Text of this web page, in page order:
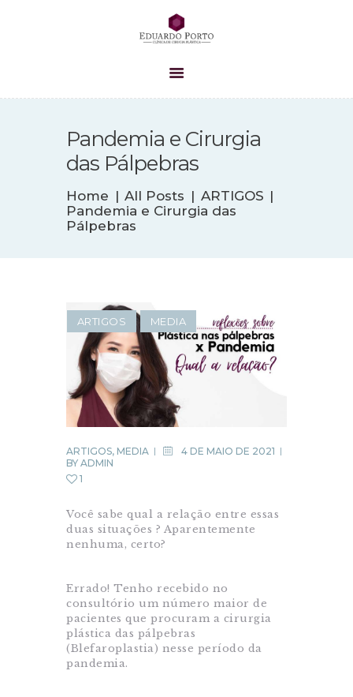
Pandemia e Cirurgia
das Pálpebras
Home All Posts
ARTIGOS
Pandemia e Cirurgia das
Pálpebras
A CLÍNICA
EQUIPE
PROCEDIMENTOS
CIRURGIAS
BLOG
ARTIGOS MEDIA
ARTIGOS, MEDIA
4 DE MAIO DE 2021
BY ADMIN
1
Você sabe qual a relação entre essas
duas situações ? Aparentemente
nenhuma, certo?
Errado! Tenho recebido no
consultório um número maior de
pacientes que procuram a cirurgia
plástica das pálpebras
(Blefaroplastia) nesse período da
pandemia.